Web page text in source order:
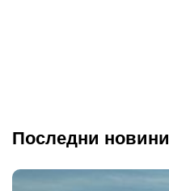
Последни новини